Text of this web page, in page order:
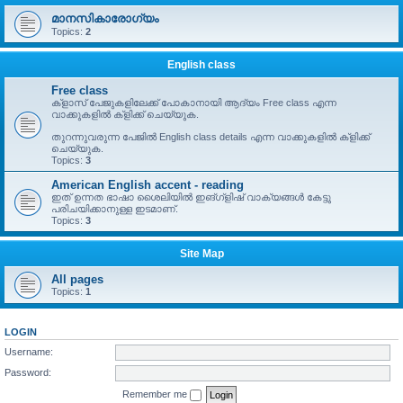
മാനസികാരോഗ്യം
Topics: 2
English class
Free class
ക്ളാസ് പേജുകളിലേക്ക് പോകാനായി ആദ്യം Free class എന്ന
വാക്കുകളിൽ ക്ളിക്ക് ചെയ്യുക.
തുറന്നുവരുന്ന പേജിൽ English class details എന്ന വാക്കുകളിൽ ക്ളിക്ക്
ചെയ്യുക.
Topics: 3
American English accent - reading
ഇത് ഉന്നത ഭാഷാ ശൈലിയിൽ ഇങ്ഗ്ളിഷ് വാക്യങ്ങൾ കേട്ടു
പരിചയിക്കാനുള്ള ഇടമാണ്.
Topics: 3
Site Map
All pages
Topics: 1
LOGIN
Username:
Password:
Remember me